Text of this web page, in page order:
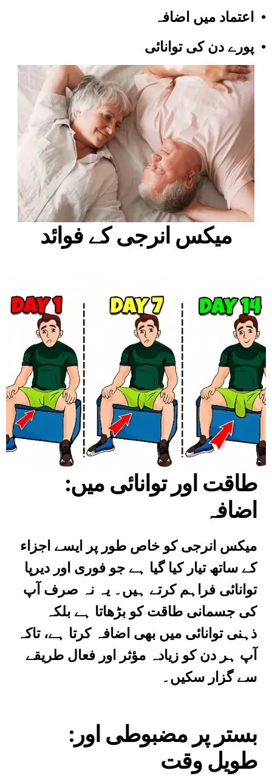
•
•
میکس انرجی کے فوائد
:طاقت اور توانائی میں
اضافہ
میکس انرجی کو خاص طور پر ایسے اجزاء
کے ساتھ تیار کیا گیا ہے جو فوری اور دیرپا
توانائی فراہم کرتے ہیں۔ یہ نہ صرف آپ
کی جسمانی طاقت کو بڑھاتا ہے بلکہ
ذہنی توانائی میں بھی اضافہ کرتا ہے، تاکہ
آپ ہر دن کو زیادہ مؤثر اور فعال طریقے
سے گزار سکیں۔
:بستر پر مضبوطی اور
طویل وقت